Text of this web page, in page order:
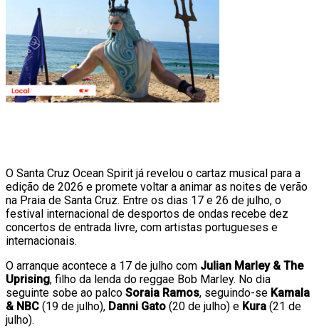
O Santa Cruz Ocean Spirit já revelou o cartaz musical para a
edição de 2026 e promete voltar a animar as noites de verão
na Praia de Santa Cruz. Entre os dias 17 e 26 de julho, o
festival internacional de desportos de ondas recebe dez
concertos de entrada livre, com artistas portugueses e
internacionais.
O arranque acontece a 17 de julho com Julian Marley & The
Uprising, filho da lenda do reggae Bob Marley. No dia
seguinte sobe ao palco Soraia Ramos, seguindo-se Kamala
& NBC (19 de julho), Danni Gato (20 de julho) e Kura (21 de
julho).